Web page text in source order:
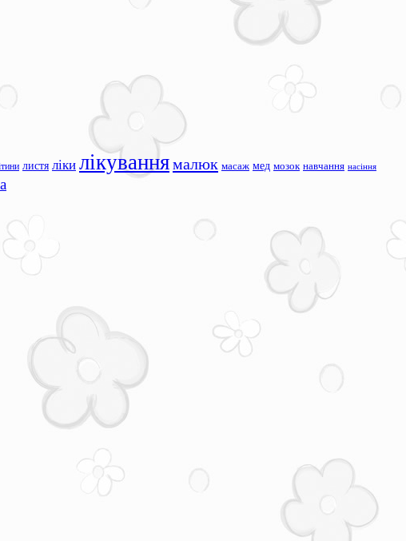
листя ліки лікуваннямалюк масаж мед мозок навчання насіння